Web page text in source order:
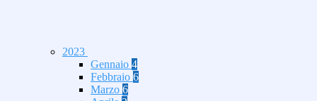
2023
Gennaio 4
Febbraio 6
Marzo 6